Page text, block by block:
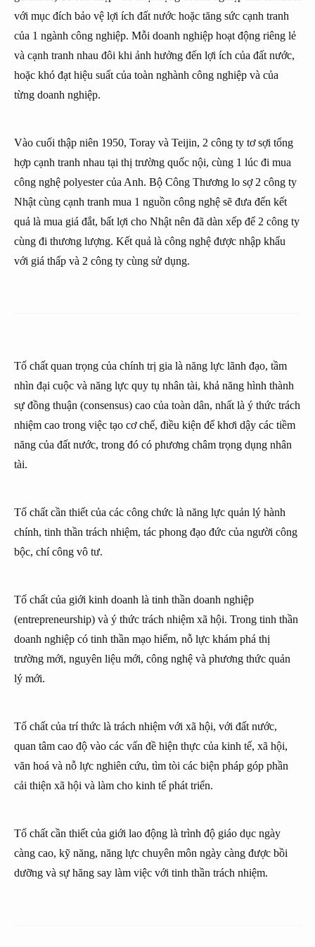
với mục đích bảo vệ lợi ích đất nước hoặc tăng sức cạnh tranh
của 1 ngành công nghiệp. Mỗi doanh nghiệp hoạt động riêng lẻ
và cạnh tranh nhau đôi khi ảnh hưởng đến lợi ích của đất nước,
hoặc khó đạt hiệu suất của toàn nghành công nghiệp và của
từng doanh nghiệp.
Vào cuối thập niên 1950, Toray và Teijin, 2 công ty tơ sợi tổng
hợp cạnh tranh nhau tại thị trường quốc nội, cùng 1 lúc đi mua
công nghệ polyester của Anh. Bộ Công Thương lo sợ 2 công ty
Nhật cùng cạnh tranh mua 1 nguồn công nghệ sẽ đưa đến kết
quả là mua giá đắt, bất lợi cho Nhật nên đã dàn xếp để 2 công ty
cùng đi thương lượng. Kết quả là công nghệ được nhập khẩu
với giá thấp và 2 công ty cùng sử dụng.
Tố chất quan trọng của chính trị gia là năng lực lãnh đạo, tầm
nhìn đại cuộc và năng lực quy tụ nhân tài, khả năng hình thành
sự đồng thuận (consensus) cao của toàn dân, nhất là ý thức trách
nhiệm cao trong việc tạo cơ chế, điều kiện để khơi dậy các tiềm
năng của đất nước, trong đó có phương châm trọng dụng nhân
tài.
Tố chất cần thiết của các công chức là năng lực quản lý hành
chính, tinh thần trách nhiệm, tác phong đạo đức của người công
bộc, chí công vô tư.
Tố chất của giới kinh doanh là tinh thần doanh nghiệp
(entrepreneurship) và ý thức trách nhiệm xã hội. Trong tinh thần
doanh nghiệp có tinh thần mạo hiểm, nỗ lực khám phá thị
trường mới, nguyên liệu mới, công nghệ và phương thức quản
lý mới.
Tố chất của trí thức là trách nhiệm với xã hội, với đất nước,
quan tâm cao độ vào các vấn đề hiện thực của kinh tế, xã hội,
văn hoá và nỗ lực nghiên cứu, tìm tòi các biện pháp góp phần
cải thiện xã hội và làm cho kinh tế phát triển.
Tố chất cần thiết của giới lao động là trình độ giáo dục ngày
càng cao, kỹ năng, năng lực chuyên môn ngày càng được bồi
dưỡng và sự hăng say làm việc với tinh thần trách nhiệm.